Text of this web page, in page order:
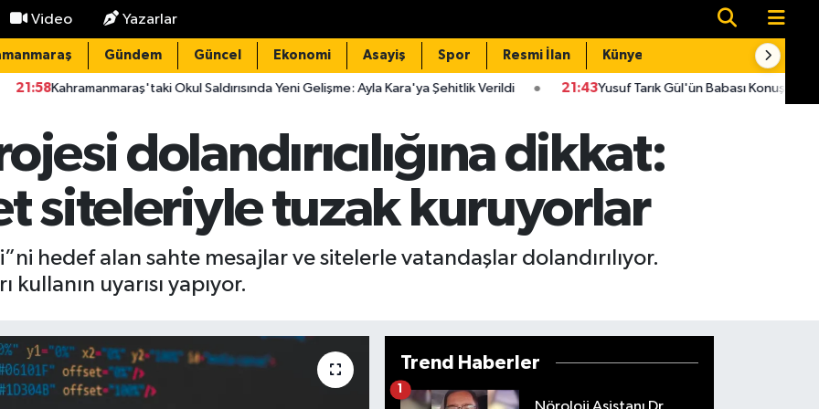
Video Yazarlar
Gündem Güncel Ekonomi Asayiş Spor Resmi İlan Künye
Okul Saldırısında Yeni Gelişme: Ayla Kara'ya Şehitlik Verildi 21:43Yusuf Tarık Gül'ün Babası Konuştu:
dolandırıcılığına dikkat:
siteleriyle tuzak kuruyorlar
hedef alan sahte mesajlar ve sitelerle vatandaşlar dolandırılıyor.
uyarısı yapıyor.
Trend Haberler
1